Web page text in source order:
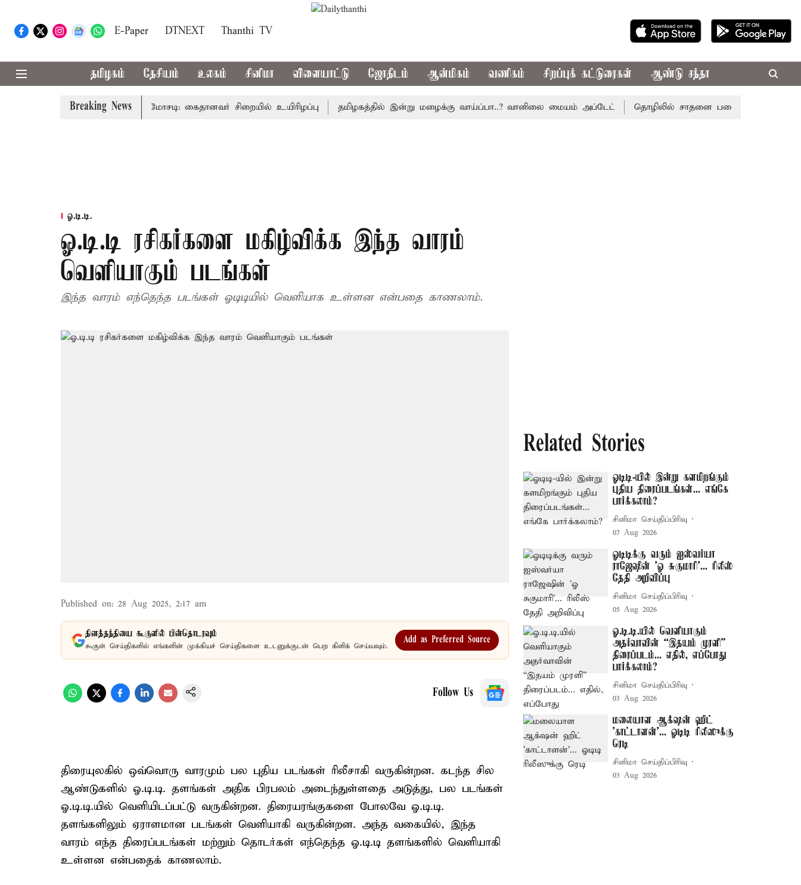
E-Paper DTNEXT Thanthi TV
தமிழகம் தேசியம் உலகம் சினிமா விளையாட்டு ஜோதிடம் ஆன்மிகம் வணிகம் சிறப்புக் கட்டுரைகள் ஆண்டு சந்தா
Breaking News
பழனி கோவில் நில மோசடி: கைதானவர் சிறையில் உயிரிழப்பு தமிழகத்தில் இன்று மழைக்கு வாய்ப்பா..? வானிலை மையம் அப்டேட் தொழிலில் சாதனை படைக்க வாய்ப்பு...
ஓ.டி.டி.
ஓ.டி.டி ரசிகர்களை மகிழ்விக்க இந்த வாரம்
வெளியாகும் படங்கள்
இந்த வாரம் எந்தெந்த படங்கள் ஓடிடியில் வெளியாக உள்ளன என்பதை காணலாம்.
Published on: 28 Aug 2025, 2:17 am
தினத்தந்தியை கூகுளில் பின்தொடரவும்
கூகுள் செய்திகளில் எங்களின் முக்கியச் செய்திகளை உடனுக்குடன் பெற கிளிக் செய்யவும்.
Add as Preferred Source
Follow Us
திரையுலகில் ஒவ்வொரு வாரமும் பல புதிய படங்கள் ரிலீசாகி வருகின்றன. கடந்த சில
ஆண்டுகளில் ஓ.டி.டி. தளங்கள் அதிக பிரபலம் அடைந்துள்ளதை அடுத்து, பல படங்கள்
ஓ.டி.டி.யில் வெளியிடப்பட்டு வருகின்றன. திரையரங்குகளை போலவே ஓ.டி.டி.
தளங்களிலும் ஏராளமான படங்கள் வெளியாகி வருகின்றன. அந்த வகையில், இந்த
வாரம் எந்த திரைப்படங்கள் மற்றும் தொடர்கள் எந்தெந்த ஓ.டி.டி தளங்களில் வெளியாகி
உள்ளன என்பதைக் காணலாம்.
Related Stories
ஓடிடி-யில் இன்று களமிறங்கும்
புதிய திரைப்படங்கள்... எங்கே
பார்க்கலாம்?
சினிமா செய்திப்பிரிவு
07 Aug 2026
ஓடிடிக்கு வரும் ஐஸ்வர்யா
ராஜேஷின் 'ஓ சுகுமாரி'... ரிலீஸ்
தேதி அறிவிப்பு
சினிமா செய்திப்பிரிவு
05 Aug 2026
ஓ.டி.டி.யில் வெளியாகும்
அதர்வாவின் “இதயம் முரளி”
திரைப்படம்... எதில், எப்போது
பார்க்கலாம்?
சினிமா செய்திப்பிரிவு
03 Aug 2026
மலையாள ஆக்‌ஷன் ஹிட்
'காட்டாளன்'... ஓடிடி ரிலீஸுக்கு
ரெடி
சினிமா செய்திப்பிரிவு
03 Aug 2026